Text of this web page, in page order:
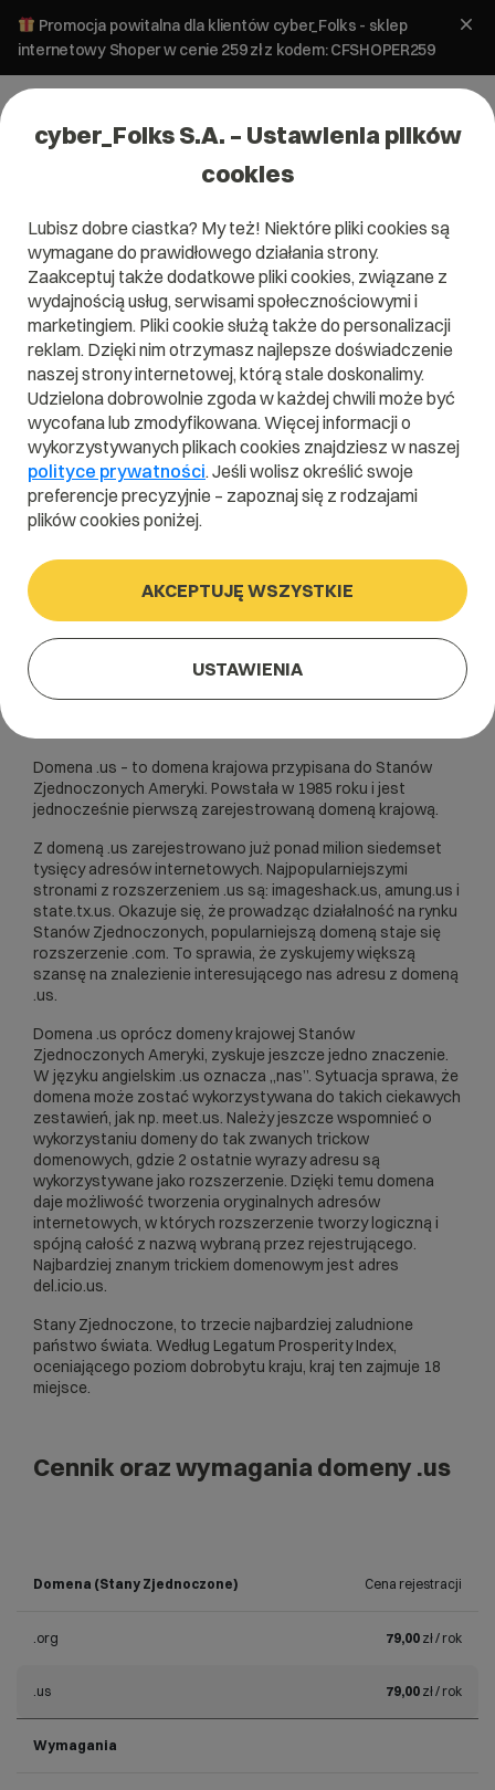
Promocja powitalna dla klientów cyber_Folks - sklep
internetowy Shoper w cenie 259 zł z kodem: CFSHOPER259
Domena .us
Zarejestruj adres www z domeną amerykańską
.us
Szukaj
Domena .us – to domena krajowa przypisana do Stanów
Zjednoczonych Ameryki. Powstała w 1985 roku i jest
jednocześnie pierwszą zarejestrowaną domeną krajową.
Z domeną .us zarejestrowano już ponad milion siedemset
tysięcy adresów internetowych. Najpopularniejszymi
stronami z rozszerzeniem .us są: imageshack.us, amung.us i
state.tx.us. Okazuje się, że prowadząc działalność na rynku
Stanów Zjednoczonych, popularniejszą domeną staje się
rozszerzenie .com. To sprawia, że zyskujemy większą
szansę na znalezienie interesującego nas adresu z domeną
.us.
Domena .us oprócz domeny krajowej Stanów
Zjednoczonych Ameryki, zyskuje jeszcze jedno znaczenie.
W języku angielskim .us oznacza „nas”. Sytuacja sprawa, że
domena może zostać wykorzystywana do takich ciekawych
zestawień, jak np. meet.us. Należy jeszcze wspomnieć o
wykorzystaniu domeny do tak zwanych trickow
domenowych, gdzie 2 ostatnie wyrazy adresu są
wykorzystywane jako rozszerzenie. Dzięki temu domena
daje możliwość tworzenia oryginalnych adresów
internetowych, w których rozszerzenie tworzy logiczną i
spójną całość z nazwą wybraną przez rejestrującego.
Najbardziej znanym trickiem domenowym jest adres
del.icio.us.
Stany Zjednoczone, to trzecie najbardziej zaludnione
państwo świata. Według Legatum Prosperity Index,
oceniającego poziom dobrobytu kraju, kraj ten zajmuje 18
miejsce.
Cennik oraz wymagania domeny .us
Domena (Stany Zjednoczone) Cena rejestracji
.org 79,00 zł / rok
.us 79,00 zł / rok
Wymagania
cyber_Folks S.A. – Ustawienia plików
cookies
Lubisz dobre ciastka? My też! Niektóre pliki cookies są
wymagane do prawidłowego działania strony.
Zaakceptuj także dodatkowe pliki cookies, związane z
wydajnością usług, serwisami społecznościowymi i
marketingiem. Pliki cookie służą także do personalizacji
reklam. Dzięki nim otrzymasz najlepsze doświadczenie
naszej strony internetowej, którą stale doskonalimy.
Udzielona dobrowolnie zgoda w każdej chwili może być
wycofana lub zmodyfikowana. Więcej informacji o
wykorzystywanych plikach cookies znajdziesz w naszej
polityce prywatności. Jeśli wolisz określić swoje
preferencje precyzyjnie – zapoznaj się z rodzajami
plików cookies poniżej.
AKCEPTUJĘ WSZYSTKIE
USTAWIENIA